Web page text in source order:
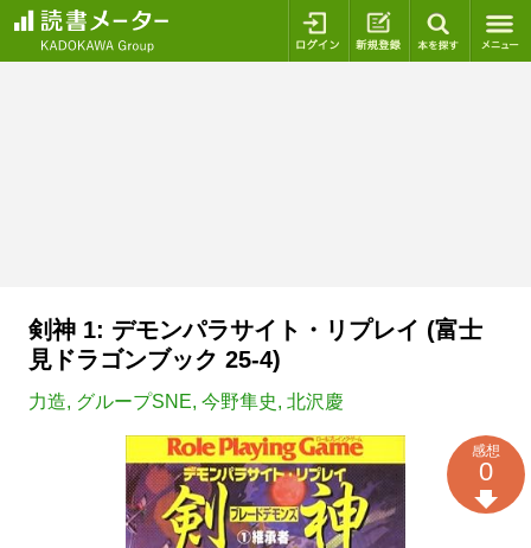
ログイン 新規登録
剣神 1: デモンパラサイト・リプレイ (富士
見ドラゴンブック 25-4)
力造, グループSNE, 今野隼史, 北沢慶
感想
0